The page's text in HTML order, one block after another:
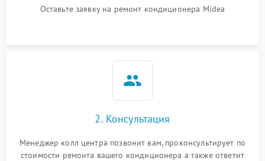
Оставьте заявку на ремонт кондиционера Midea
2. Консультация
Менеджер колл центра позвонит вам, проконсультирует по
стоимости ремонта вашего кондиционера а также ответит